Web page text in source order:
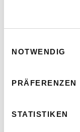
NOTWENDIG
PRÄFERENZEN
STATISTIKEN